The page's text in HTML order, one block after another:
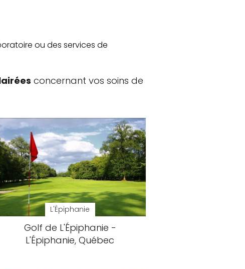
ou des services de
concernant vos soins de
L'Épiphanie
Golf de L'Épiphanie -
L'Épiphanie, Québec